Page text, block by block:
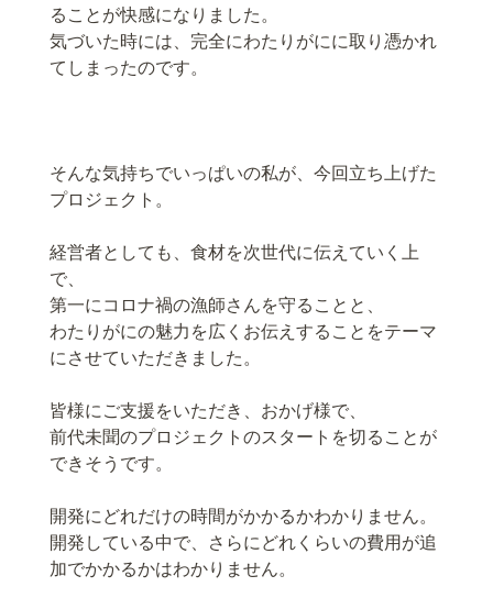
ることが快感になりました。
気づいた時には、完全にわたりがにに取り憑かれ
てしまったのです。
そんな気持ちでいっぱいの私が、今回立ち上げた
プロジェクト。
経営者としても、食材を次世代に伝えていく上
で、
第一にコロナ禍の漁師さんを守ることと、
わたりがにの魅力を広くお伝えすることをテーマ
にさせていただきました。
皆様にご支援をいただき、おかげ様で、
前代未聞のプロジェクトのスタートを切ることが
できそうです。
開発にどれだけの時間がかかるかわかりません。
開発している中で、さらにどれくらいの費用が追
加でかかるかはわかりません。